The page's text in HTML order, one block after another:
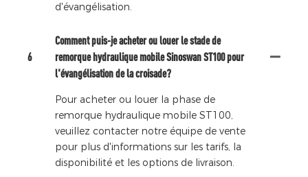
d'évangélisation.
6
Comment puis-je acheter ou louer le stade de
remorque hydraulique mobile Sinoswan ST100 pour
l'évangélisation de la croisade?
Pour acheter ou louer la phase de
remorque hydraulique mobile ST100,
veuillez contacter notre équipe de vente
pour plus d'informations sur les tarifs, la
disponibilité et les options de livraison.